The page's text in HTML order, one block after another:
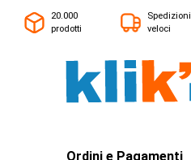
20.000
prodotti
Spedizioni
veloci
Ordini e Pagamenti